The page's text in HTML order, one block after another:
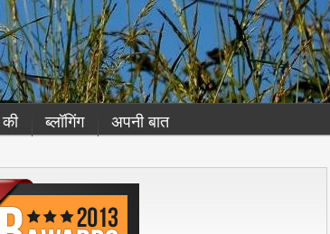
की ब्लॉगिंग अपनी बात